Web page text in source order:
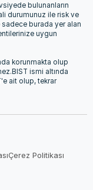
bulunanların
durumunuz ile risk ve
burada yer alan
uygun
korunmakta olup
ismi altında
ait olup, tekrar
Çerez Politikası